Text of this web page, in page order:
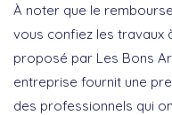
À noter que le
vous confiez les travaux
proposé par Les Bons
entreprise fournit une
des professionnels qui